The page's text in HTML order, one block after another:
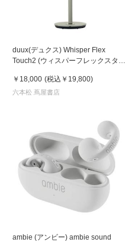
duux(デュクス) Whisper Flex
Touch2 (ウィスパーフレックスタッ
￥18,000 (税込 ￥19,800)
六本松 蔦屋書店
ambie (アンビー) ambie sound